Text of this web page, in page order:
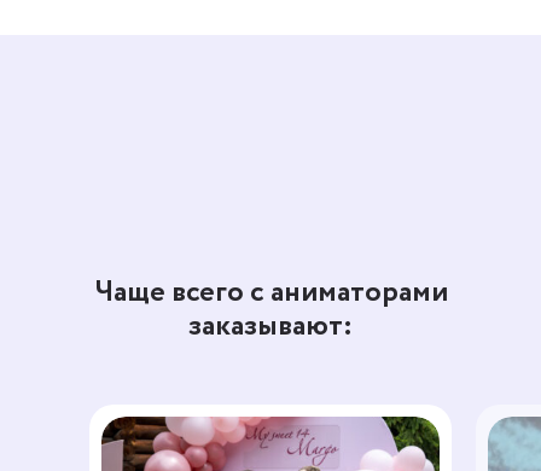
Чаще всего с аниматорами
заказывают: